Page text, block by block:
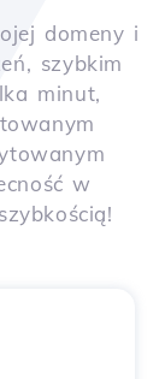
domeny i
szybkim
minut,
w